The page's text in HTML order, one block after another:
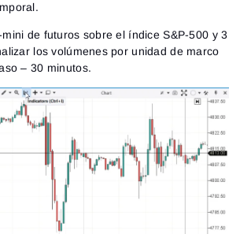
mini de futuros sobre el índice S&P-500 y 3
los volúmenes por unidad de marco
– 30 minutos.